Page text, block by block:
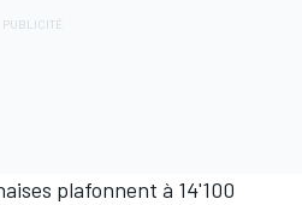
plafonnent à 14'100